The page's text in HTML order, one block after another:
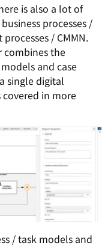
is also a lot of
processes /
/ CMMN.
combines the
and case
single digital
in more
/ task models and